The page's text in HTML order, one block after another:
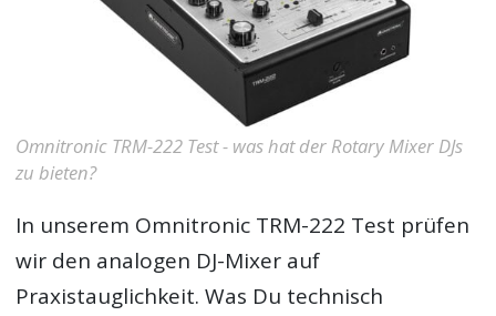
Omnitronic TRM-222 Test - was hat der Rotary Mixer DJs
zu bieten?
In unserem Omnitronic TRM-222 Test prüfen
wir den analogen DJ-Mixer auf
Praxistauglichkeit. Was Du technisch